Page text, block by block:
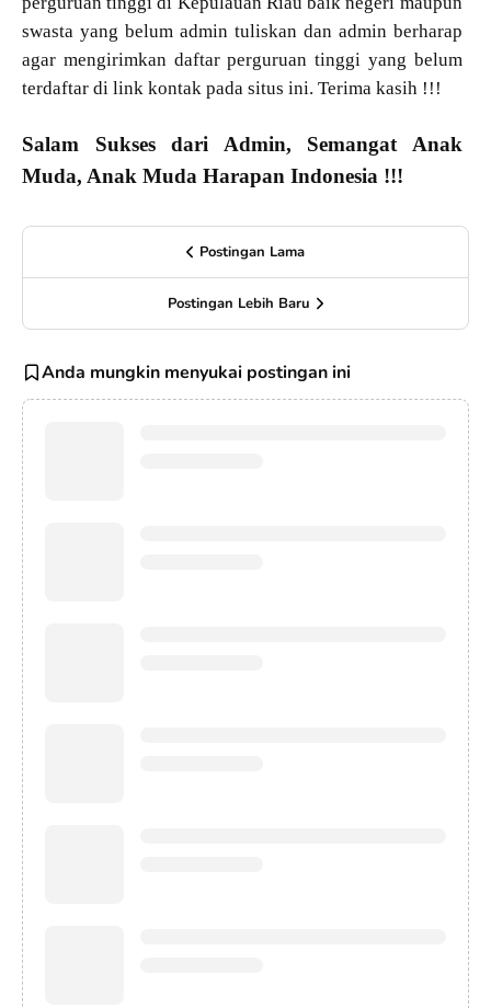
swasta yang belum admin tuliskan dan admin berharap
agar mengirimkan daftar perguruan tinggi yang belum
terdaftar di link kontak pada situs ini. Terima kasih !!!
Salam Sukses dari Admin, Semangat Anak
Muda, Anak Muda Harapan Indonesia !!!
Postingan Lama
Postingan Lebih Baru
Anda mungkin menyukai postingan ini